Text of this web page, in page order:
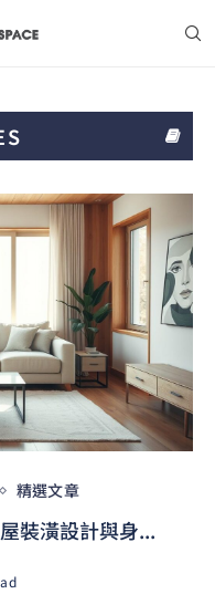
精選文章
裝潢設計與身...